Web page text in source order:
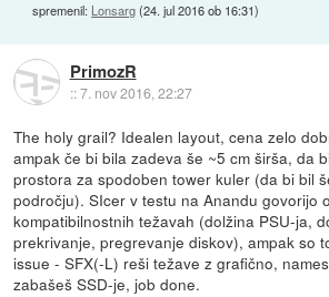
spremenil: Lonsarg(24. jul 2016 ob 16:31)
PrimozR
::7. nov 2016, 22:27
The holy grail? Idealen layout, cena zelo
ampak če bi bila zadeva še ~5 cm širša, da
prostora za spodoben tower kuler (da bi bil
področju). SIcer v testu na Anandu govorijo
kompatibilnostnih težavah (dolžina PSU-ja,
prekrivanje, pregrevanje diskov), ampak so
issue - SFX(-L) reši težave z grafično,
zabašeš SSD-je, job done.